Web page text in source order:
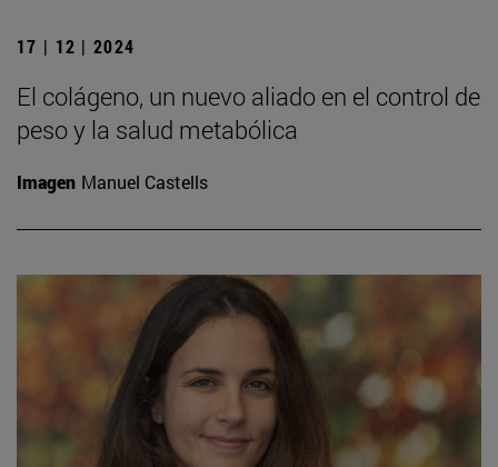
17 | 12 | 2024
El colágeno, un nuevo aliado en el control de
peso y la salud metabólica
Imagen Manuel Castells